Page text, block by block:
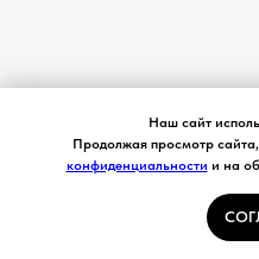
Наш сайт
Продолжая просмотр
конфиденциальности и на